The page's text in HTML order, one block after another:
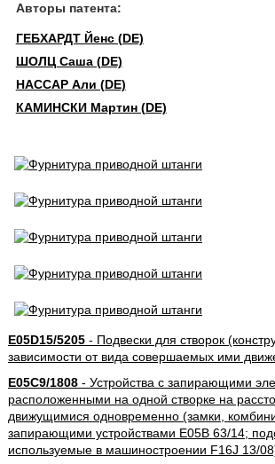
Авторы патента:
ГЕБХАРДТ Йенс (DE)
ШОЛЦ Саша (DE)
НАССАР Али (DE)
КАМИНСКИ Мартин (DE)
E05D15/5205- Подвески для створок
зависимости от вида совершаемых ими
E05C9/1808- Устройства с запирающими
расположенными на одной створке на
движущимися одновременно (замки,
запирающими устройствами E05B 63/14;
используемые в машиностроении F16J 13/